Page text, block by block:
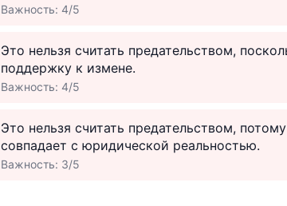
Важность: 4/5
Это нельзя считать предательством,
поддержку к измене.
Важность: 4/5
Это нельзя считать предательством,
совпадает с юридической реальностью.
Важность: 3/5